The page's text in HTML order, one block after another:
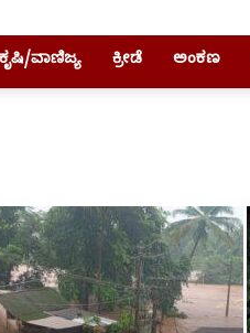
ಕೃಷಿ/ವಾಣಿಜ್ಯ ಕ್ರೀಡೆ ಅಂಕಣ